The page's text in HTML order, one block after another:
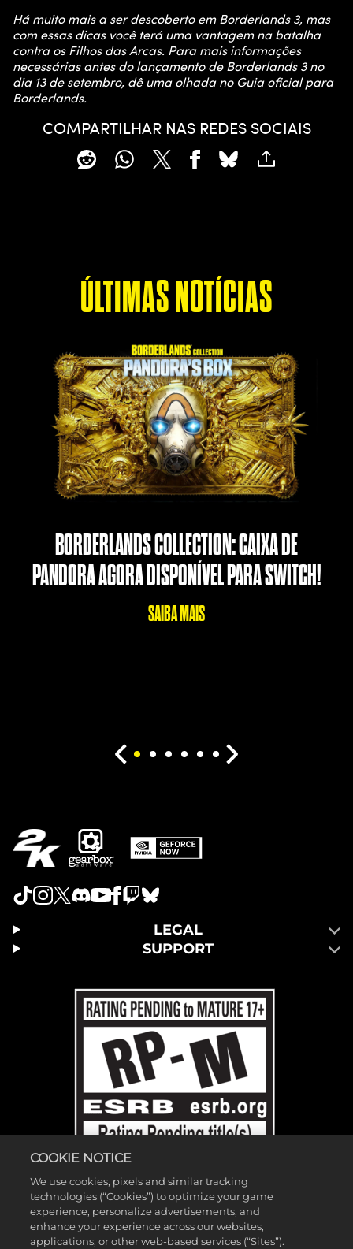
Há muito mais a ser descoberto em Borderlands 3, mas
com essas dicas você terá uma vantagem na batalha
contra os Filhos das Arcas. Para mais informações
necessárias antes do lançamento de Borderlands 3 no
dia 13 de setembro, dê uma olhada no Guia oficial para
Borderlands.
COMPARTILHAR NAS REDES SOCIAIS
ÚLTIMAS NOTÍCIAS
BORDERLANDS COLLECTION: CAIXA DE
PANDORA AGORA DISPONÍVEL PARA SWITCH!
SAIBA MAIS
LEGAL
SUPPORT
©2026 Gearbox Software. Publicado pela 2K Games. Desenvolvido
COOKIE NOTICE
We use cookies, pixels and similar tracking
technologies (“Cookies”) to optimize your game
experience, personalize advertisements, and
enhance your experience across our websites,
applications, or other web-based services (“Sites”).